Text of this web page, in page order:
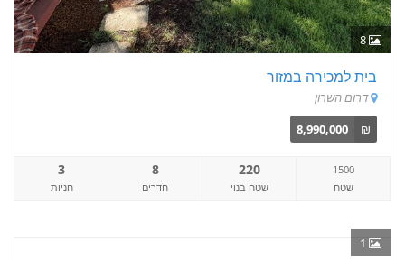
8
בית למכירה במזור
דרום השרון
₪
8,990,000
1500
שטח
220
שטח בנוי
8
חדרים
3
חניות